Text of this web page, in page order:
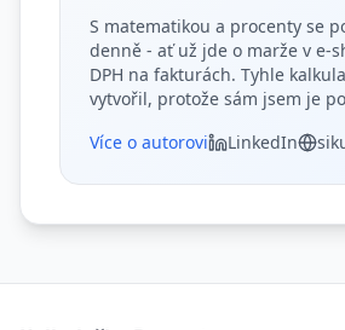
S matematikou a procenty se
denně - ať už jde o marže v e-
DPH na fakturách. Tyhle
vytvořil, protože sám jsem je
Více o autorovi
LinkedIn